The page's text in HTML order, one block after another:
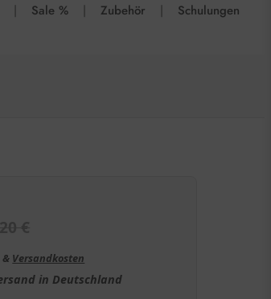
| Sale % | Zubehör | Schulungen
& Versandkosten
in Deutschland